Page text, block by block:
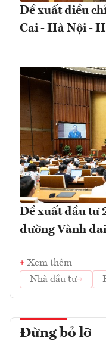
Đề xuất điều
Cai - Hà Nội -
Đề xuất đầu tư
đường Vành
Xem thêm
Nhà đầu tư
Đừng bỏ lỡ